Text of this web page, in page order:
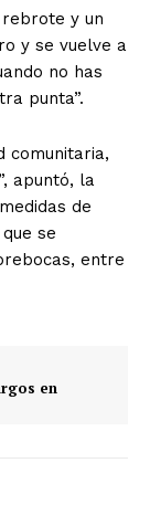
y un
y se vuelve a
no has
punta”.
comunitaria,
apuntó, la
de
se
entre
en